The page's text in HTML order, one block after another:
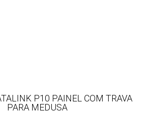
P10 PAINEL COM TRAVA
PARA MEDUSA